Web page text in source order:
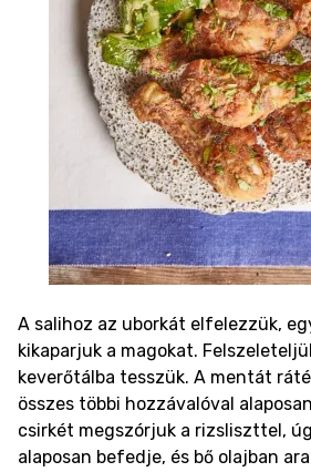
A salihoz az uborkát elfelezzük,
kikaparjuk a magokat.
keverőtálba tesszük. A mentát
összes többi hozzávalóval
csirkét megszórjuk a rizsliszttel,
alaposan befedje, és bő olajban